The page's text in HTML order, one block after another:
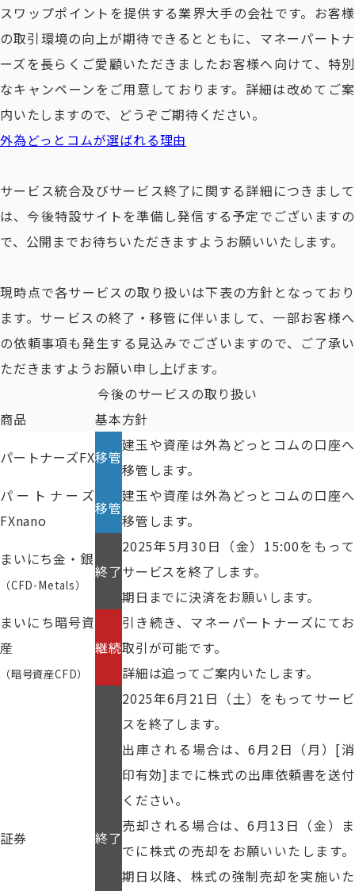
スワップポイントを提供する業界大手の会社です。お客様
の取引環境の向上が期待できるとともに、マネーパートナ
ーズを長らくご愛顧いただきましたお客様へ向けて、特別
なキャンペーンをご用意しております。詳細は改めてご案
内いたしますので、どうぞご期待ください。
外為どっとコムが選ばれる理由
サービス統合及びサービス終了に関する詳細につきまして
は、今後特設サイトを準備し発信する予定でございますの
で、公開までお待ちいただきますようお願いいたします。
現時点で各サービスの取り扱いは下表の方針となっており
ます。サービスの終了・移管に伴いまして、一部お客様へ
の依頼事項も発生する見込みでございますので、ご了承い
ただきますようお願い申し上げます。
今後のサービスの取り扱い
商品
基本方針
パートナーズFX移管
建玉や資産は外為どっとコムの口座へ
移管します。
パートナーズ
FXnano
移管
建玉や資産は外為どっとコムの口座へ
移管します。
まいにち金・銀
（CFD-Metals）
終了
2025年5月30日（金）15:00をもって
サービスを終了します。
期日までに決済をお願いします。
まいにち暗号資
産
（暗号資産CFD）
継続
引き続き、マネーパートナーズにてお
取引が可能です。
詳細は追ってご案内いたします。
証券 終了
2025年6月21日（土）をもってサービ
スを終了します。
出庫される場合は、6月2日（月）[消
印有効]までに株式の出庫依頼書を送付
ください。
売却される場合は、6月13日（金）ま
でに株式の売却をお願いいたします。
期日以降、株式の強制売却を実施いた